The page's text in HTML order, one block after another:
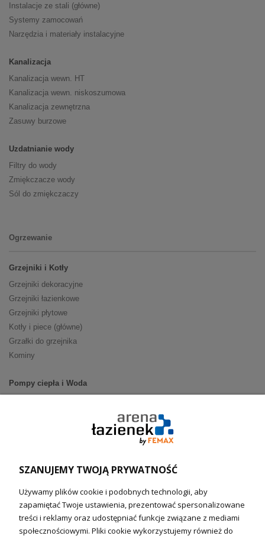
Instalacje ze stali (główne)
Systemy zamocowań
Narzędzia i materiały instalacyjne
Kanalizacja
Kanalizacja wewn. HT
Kanalizacja wewn. niskoszumowa
Kanalizacja zewnętrzna
Zasuwy burzowe
Uzdatnianie wody
Filtry do wody
Zmiękczacze wody
Sól do zmiękczaczy
Ogrzewanie
Grzejniki i Kotły
Grzejniki dekoracyjne
Grzejniki łazienkowe
Grzejniki płytowe
Kotły i piece (główne)
Grzałki do grzejnika
Kominy
Pompy ciepła i Woda
Ogrzewanie podłogowe (główne)
Technika solarna
Fotowoltanika
Sterowniki i regulatory
SZANUJEMY TWOJĄ PRYWATNOŚĆ
Używamy plików cookie i podobnych technologii, aby
zapamiętać Twoje ustawienia, prezentować spersonalizowane
treści i reklamy oraz udostępniać funkcje związane z mediami
społecznościowymi. Pliki cookie wykorzystujemy również do